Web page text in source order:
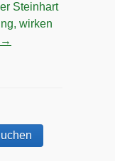
Steinhart
wirken
→